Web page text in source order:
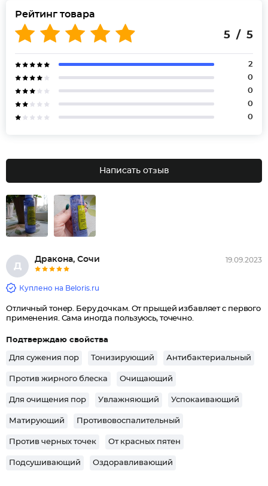
Рейтинг товара
5 / 5
2
0
0
0
0
Написать отзыв
Д
Дракона, Сочи 19.09.2023
Куплено на Beloris.ru
Отличный тонер. Беру дочкам. От прыщей избавляет с первого
применения. Сама иногда пользуюсь, точечно.
Подтверждаю свойства
Для сужения пор Тонизирующий Антибактериальный
Против жирного блеска Очищающий
Для очищения пор Увлажняющий Успокаивающий
Матирующий Противовоспалительный
Против черных точек От красных пятен
Подсушивающий Оздоравливающий